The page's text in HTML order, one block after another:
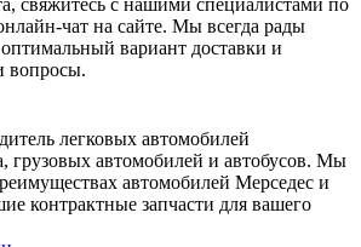
свяжитесь с нашими специалистами по
чат на сайте. Мы всегда рады
вариант доставки и
вопросы.
легковых автомобилей
грузовых автомобилей и автобусов. Мы
автомобилей Мерседес и
контрактные запчасти для вашего